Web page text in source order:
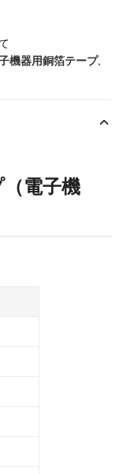
機器用銅箔テープ,
電子機